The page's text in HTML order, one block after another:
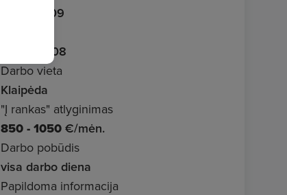
2026.07.09
2026.08.08
Darbo vieta
Klaipėda
"Į rankas" atlyginimas
850 - 1050 €/mėn.
Darbo pobūdis
visa darbo diena
Papildoma informacija